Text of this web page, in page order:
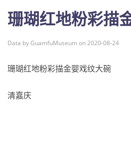
珊瑚红地粉彩描
Data by GuamfuMuseum on 2020-08-24
珊瑚红地粉彩描金婴戏纹大碗
清嘉庆